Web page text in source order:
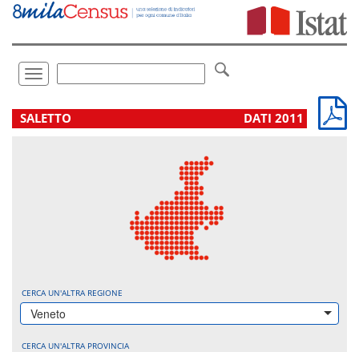
Vai
direttamente
Toggle
navigation
.
SALETTO DATI 2011
CERCA UN'ALTRA REGIONE
Veneto
CERCA UN'ALTRA PROVINCIA